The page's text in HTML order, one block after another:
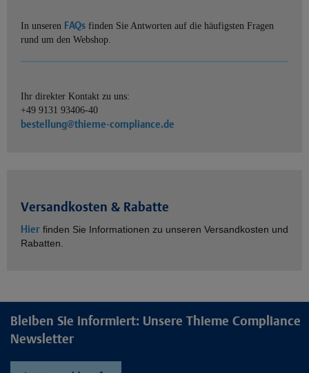
In unseren FAQs finden Sie Antworten auf die häufigsten Fragen
rund um den Webshop.
Ihr direkter Kontakt zu uns:
+49 9131 93406-40
bestellung@thieme-compliance.de
Versandkosten & Rabatte
Hier finden Sie Informationen zu unseren Versandkosten und
Rabatten.
Bleiben Sie informiert: Unsere Thieme Compliance
Newsletter